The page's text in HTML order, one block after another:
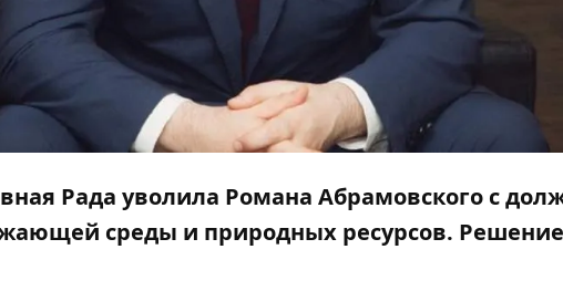
Рада уволила Романа Абрамовского с
среды и природных ресурсов.